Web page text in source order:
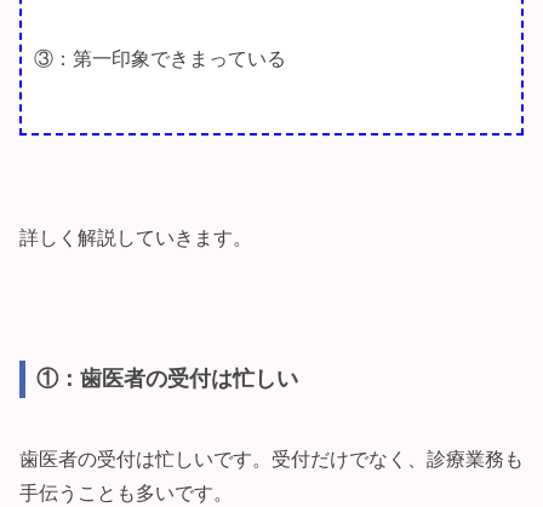
③：第一印象できまっている
詳しく解説していきます。
①：歯医者の受付は忙しい
歯医者の受付は忙しいです。受付だけでなく、診療業務も
手伝うことも多いです。